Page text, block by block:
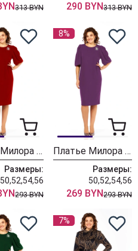
313 BYN 290 BYN313 BYN
Платье Милора Стиль 1421 красный
Размеры:
50,52,54,56
293 BYN
8%
Платье Милора Стиль 1421 цикламен
Размеры:
50,52,54,56
269 BYN293 BYN
7%